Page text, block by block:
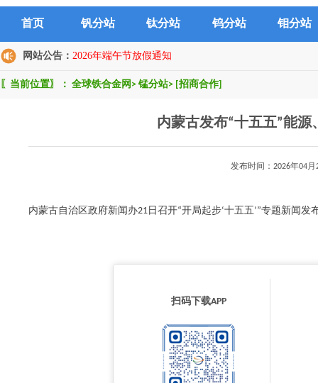
首页 钒分站 钛分站 钨分站 钼分站
网站公告： 2026年端午节放假通知
〖当前位置〗： 全球铁合金网 > 锰分站> [招商合作]
内蒙古发布“十五五”能
发布时间：2026年04
内蒙古自治区政府新闻办21日召开“开局起步‘十五五’”专题新闻发
扫码下载APP